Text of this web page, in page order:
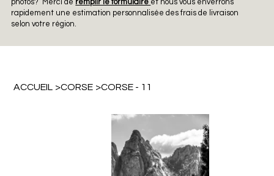
photos? Merci de remplir le formulaire et nous vous enverrons
rapidement une estimation personnalisée des frais de livraison
selon votre région.
ACCUEIL >CORSE >CORSE - 11